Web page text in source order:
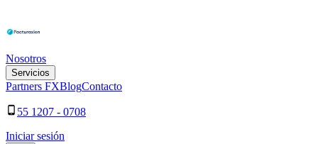
Nosotros
Servicios
Partners FXBlogContacto
55 1207 - 0708
Iniciar sesión